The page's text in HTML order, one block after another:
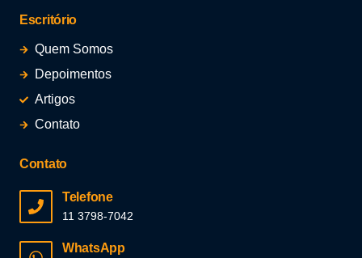
Escritório
Quem Somos
Depoimentos
Artigos
Contato
Contato
Telefone
11 3798-7042
WhatsApp